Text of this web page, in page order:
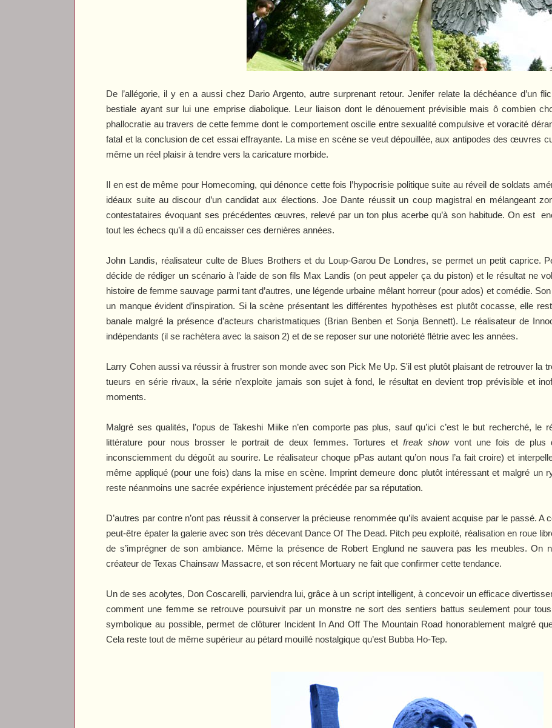
De l’allégorie, il y en a aussi chez Dario Argento, autre surprenant retour. Jeniferrelate la déchéance d’un
bestiale ayant sur lui une emprise diabolique. Leur liaison dont le dénouement prévisible mais ô combien
phallocratie au travers de cette femme dont le comportement oscille entre sexualité compulsive et voracité
fatal et la conclusion de cet essai effrayante. La mise en scène se veut dépouillée, aux antipodes des œuvres
même un réel plaisir à tendre vers la caricature morbide.
Il en est de même pour Homecoming, qui dénonce cette fois l’hypocrisie politique suite au réveil de soldats
idéaux suite au discour d’un candidat aux élections. Joe Dante réussit un coup magistral en mélangeant
contestataires évoquant ses précédentes œuvres, relevé par un ton plus acerbe qu’à son habitude. On est
tout les échecs qu’il a dû encaisser ces dernières années.
John Landis, réalisateur culte de Blues Brothers et du Loup-Garou De Londres, se permet un petit caprice.
décide de rédiger un scénario à l’aide de son fils Max Landis (on peut appeler ça du piston) et le résultat ne
histoire de femme sauvage parmi tant d’autres, une légende urbaine mêlant horreur (pour ados) et comédie.
un manque évident d’inspiration. Si la scène présentant les différentes hypothèses est plutôt cocasse, elle
banale malgré la présence d’acteurs charistmatiques (Brian Benben et Sonja Bennett). Le réalisateur de
indépendants (il se rachètera avec la saison 2) et de se reposer sur une notoriété flétrie avec les années.
Larry Cohen aussi va réussir à frustrer son monde avec son Pick Me Up. S'il est plutôt plaisant de retrouver la
tueurs en série rivaux, la série n’exploite jamais son sujet à fond, le résultat en devient trop prévisible et
moments.
Malgré ses qualités, l’opus de Takeshi Miike n’en comporte pas plus, sauf qu’ici c’est le but recherché, le
littérature pour nous brosser le portrait de deux femmes. Tortures et freak showvont une fois de plus
inconsciemment du dégoût au sourire. Le réalisateur choque pPas autant qu’on nous l’a fait croire) et
même appliqué (pour une fois) dans la mise en scène. Imprint demeure donc plutôt intéressant et malgré un
reste néanmoins une sacrée expérience injustement précédée par sa réputation.
D’autres par contre n’ont pas réussit à conserver la précieuse renommée qu’ils avaient acquise par le passé. A
peut-être épater la galerie avec son très décevant Dance Of The Dead. Pitch peu exploité, réalisation en roue
de s’imprégner de son ambiance. Même la présence de Robert Englund ne sauvera pas les meubles. On
créateur deTexas Chainsaw Massacre, et son récent Mortuary ne fait que confirmer cette tendance.
Un de ses acolytes, Don Coscarelli, parviendra lui, grâce à un script intelligent, à concevoir un efficace
comment une femme se retrouve poursuivit par un monstre ne sort des sentiers battus seulement pour
symbolique au possible, permet de clôturer Incident In And Off The Mountain Road honorablement malgré
Cela reste tout de même supérieur au pétard mouillé nostalgique qu’est Bubba Ho-Tep.